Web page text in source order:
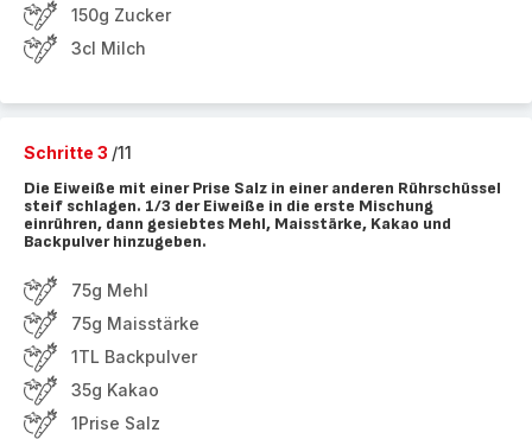
150g Zucker
3cl Milch
Schritte 3 /11
Die Eiweiße mit einer Prise Salz in einer anderen Rührschüssel
steif schlagen. 1/3 der Eiweiße in die erste Mischung
einrühren, dann gesiebtes Mehl, Maisstärke, Kakao und
Backpulver hinzugeben.
75g Mehl
75g Maisstärke
1TL Backpulver
35g Kakao
1Prise Salz